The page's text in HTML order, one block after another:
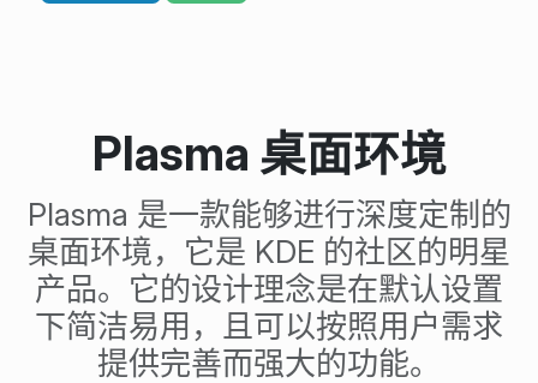
Plasma 桌面环境
Plasma 是一款能够进行深度定制的
桌面环境，它是 KDE 的社区的明星
产品。它的设计理念是在默认设置
下简洁易用，且可以按照用户需求
提供完善而强大的功能。